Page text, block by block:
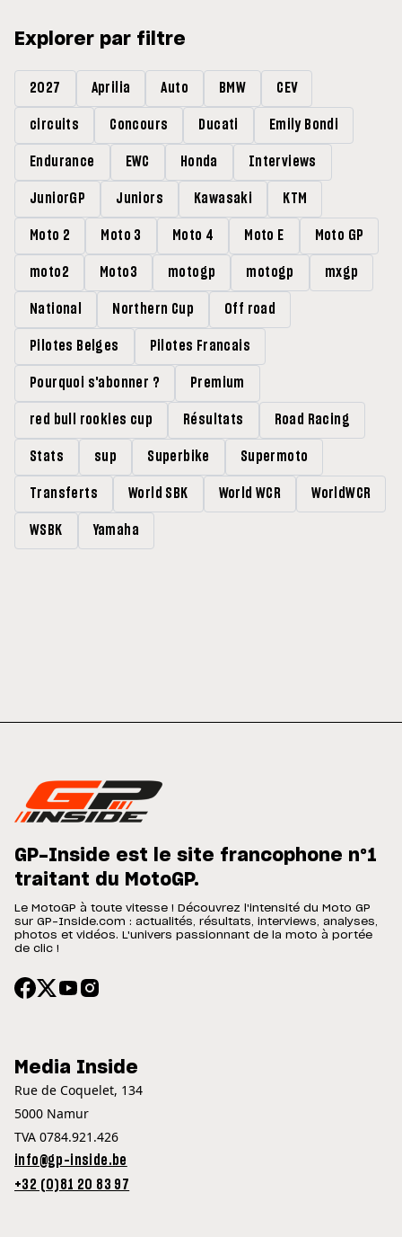
Explorer par filtre
2027 Aprilia Auto BMW CEV
circuits Concours Ducati Emily Bondi
Endurance EWC Honda Interviews
JuniorGP Juniors Kawasaki KTM
Moto 2 Moto 3 Moto 4 Moto E Moto GP
moto2 Moto3 motogp motogp mxgp
National Northern Cup Off road
Pilotes Belges Pilotes Francais
Pourquoi s'abonner ? Premium
red bull rookies cup Résultats Road Racing
Stats sup Superbike Supermoto
Transferts World SBK World WCR WorldWCR
WSBK Yamaha
GP-Inside est le site francophone n°1
traitant du MotoGP.
Le MotoGP à toute vitesse ! Découvrez l'intensité du Moto GP
sur GP-Inside.com : actualités, résultats, interviews, analyses,
photos et vidéos. L'univers passionnant de la moto à portée
de clic !
Media Inside
Rue de Coquelet, 134
5000 Namur
TVA 0784.921.426
info@gp-inside.be
+32 (0)81 20 83 97